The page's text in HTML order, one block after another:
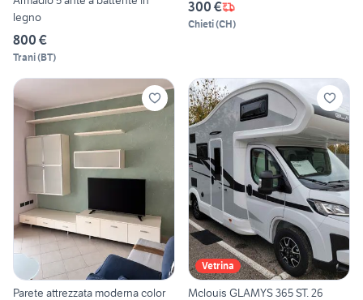
legno
800 €
Trani(BT)
300 €
Chieti(CH)
Parete attrezzata moderna color
Vetrina
Mclouis GLAMYS 365 ST. 26